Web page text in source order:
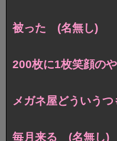
被った (名無し)
200枚に1枚笑顔の
メガネ屋どういう
毎月来る (名無し)